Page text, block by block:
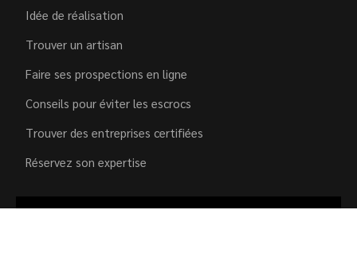
Idée de réalisation
Trouver un artisan
Faire ses prospections en ligne
Conseils pour éviter les escrocs
Trouver des entreprises certifiées
Réservez son expertise